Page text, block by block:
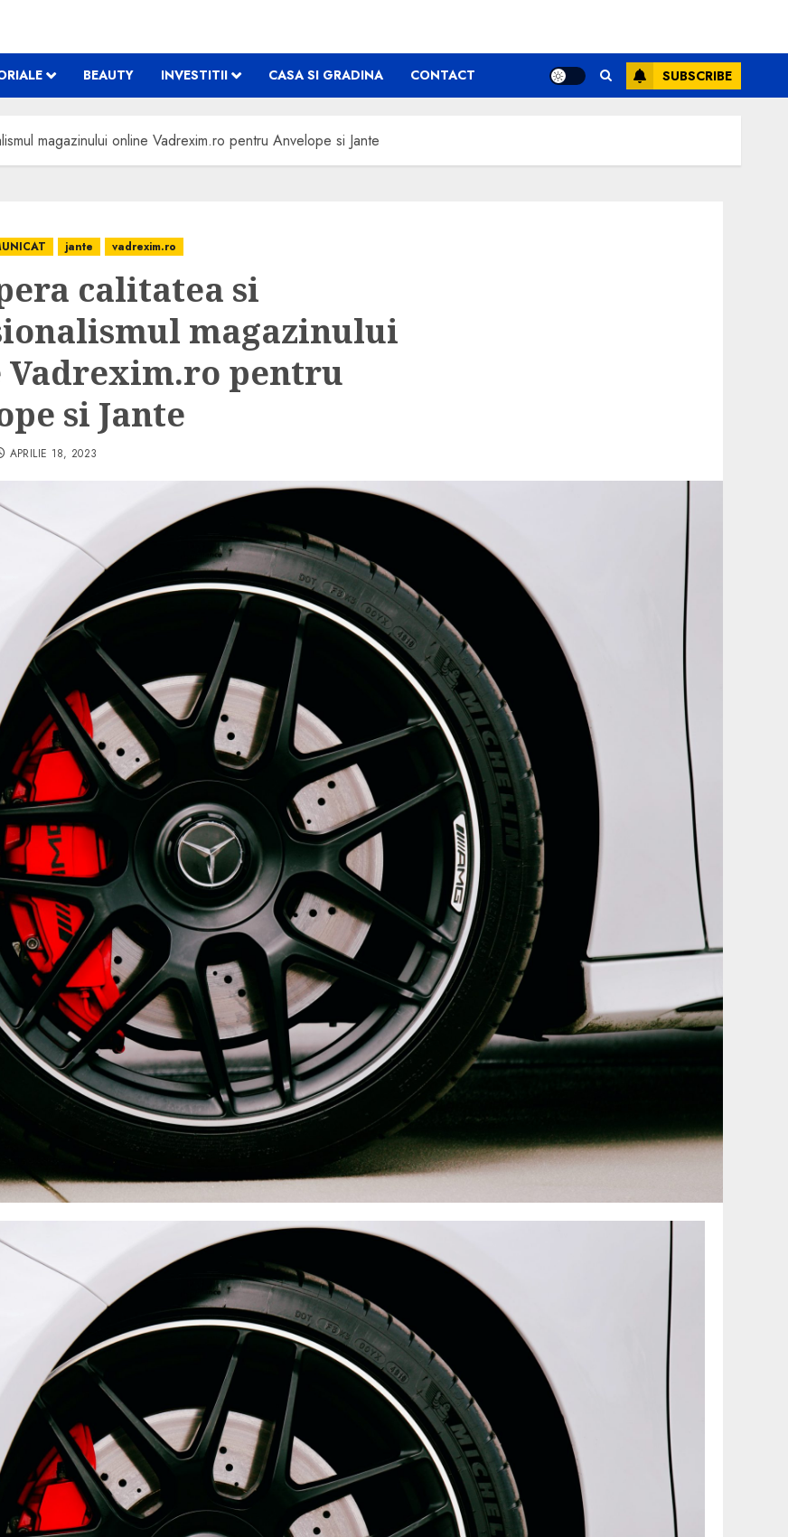
BEAUTY INVESTITII CASA SI GRADINA CONTACT SUBSCRIBE
magazinului online Vadrexim.ro pentru Anvelope si Jante
jante vadrexim.ro
calitatea si
magazinului
Vadrexim.ro pentru
si Jante
APRILIE 18, 2023